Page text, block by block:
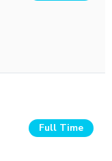
Full Time